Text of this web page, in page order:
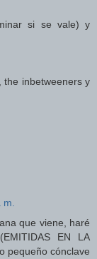
si se vale) y
the inbetweeners y
que viene, haré
EN LA
pequeño cónclave